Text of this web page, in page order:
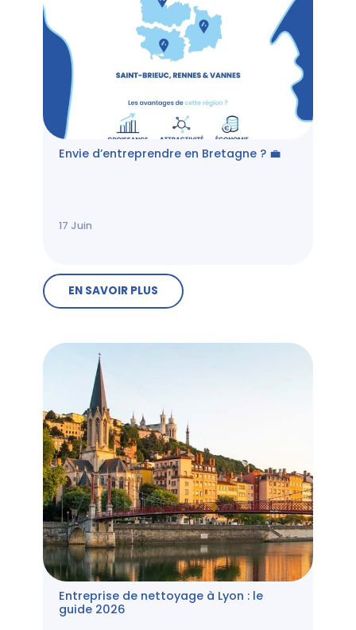
Envie d’entreprendre en Bretagne ? 💼
17 Juin
EN SAVOIR PLUS
Entreprise de nettoyage à Lyon : le
guide 2026